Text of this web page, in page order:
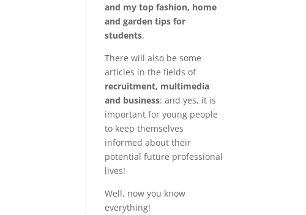
and my top fashion, home
and garden tips for
students.
There will also be some
articles in the fields of
recruitment, multimedia
and business: and yes, it is
important for young people
to keep themselves
informed about their
potential future professional
lives!
Well, now you know
everything!